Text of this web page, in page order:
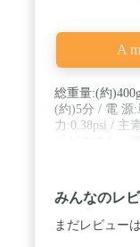
総重量:(約
(約)5分 / 電 源:
力:0.38psi / 主
適しています
ウェーブマッ
には使用でき
みんなのレ
まだレビュー